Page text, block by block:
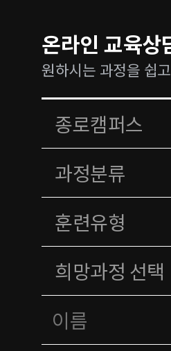
온라인 교육상
원하시는 과정을 쉽